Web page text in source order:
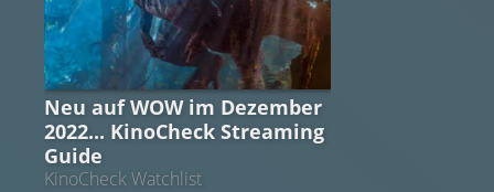
STREAMING GUIDE
Neu auf WOW im Dezember
2022... KinoCheck Streaming
Guide
KinoCheck Watchlist